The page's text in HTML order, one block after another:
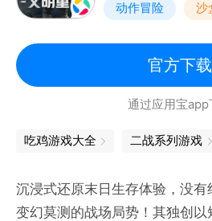
动作冒险 沙
官方下载
通过应用宝app
吃鸡游戏大全 二战系列游戏
沉浸式还原末日生存体验，没
变幻莫测的战场局势！其独创